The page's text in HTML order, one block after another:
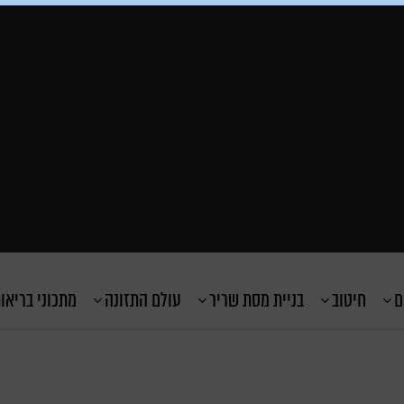
חיטוב בניית מסת שריר עולם התזונה מתכוני